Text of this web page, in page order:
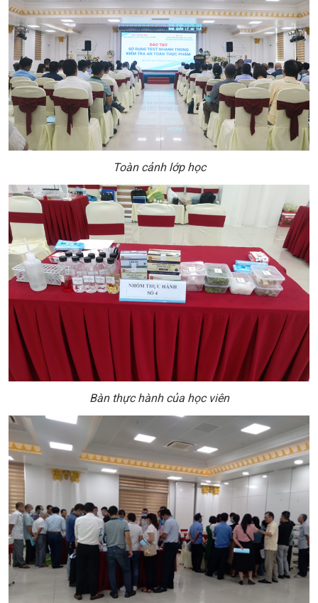
Toàn cảnh lớp học
Bàn thực hành của học viên